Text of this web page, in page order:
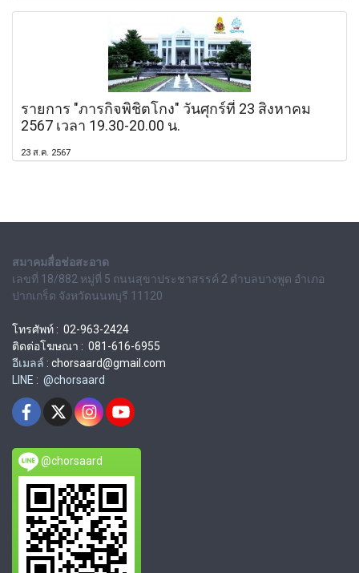
รายการ "ภารกิจพิชิตโกง" วันศุกร์ที่ 23 สิงหาคม
2567 เวลา 19.30-20.00 น.
23 ส.ค. 2567
สมาคมสื่อช่อสะอาด
เลขที่ 18/882 หมู่ที่ 5 ถนนสุขาประชาสรรค์ 2 ตำบลบางพูด อำเภอ
ปากเกร็ด จังหวัดนนทบุรี 11120
โทรศัพท์ : 02-963-2424
ติดต่อโฆษณา : 081-616-6955
อีเมลล์ : chorsaard@gmail.com
LINE : @chorsaard
@chorsaard